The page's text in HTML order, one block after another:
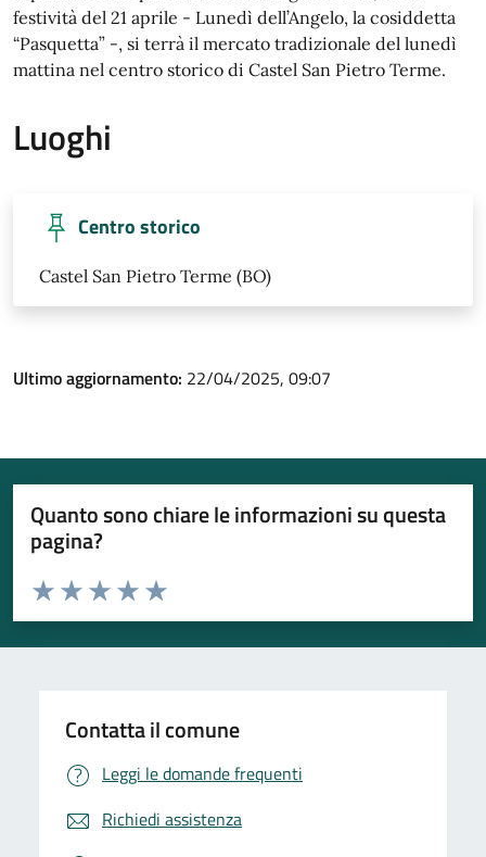
festività del 21 aprile - Lunedì dell’Angelo, la cosiddetta
“Pasquetta” -, si terrà il mercato tradizionale del lunedì
mattina nel centro storico di Castel San Pietro Terme.
Luoghi
Centro storico
Castel San Pietro Terme (BO)
Ultimo aggiornamento: 22/04/2025, 09:07
Quanto sono chiare le informazioni su questa
pagina?
Valuta da 1 a 5 stelle la pagina
Valuta 5 stelle su 5
Valuta 4 stelle su 5
Valuta 3 stelle su 5
Valuta 2 stelle su 5
Valuta 1 stelle su 5
Contatta il comune
Leggi le domande frequenti
Richiedi assistenza